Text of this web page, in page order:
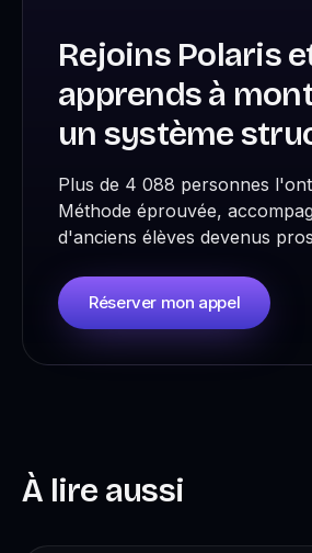
Rejoins Polaris
apprends à
un système
Plus de 4 088 personnes
Méthode éprouvée,
d'anciens élèves devenus
Réserver mon appel
À lire aussi